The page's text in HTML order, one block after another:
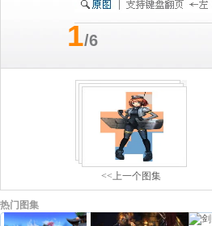
1/6
<<上一个图集
热门图集